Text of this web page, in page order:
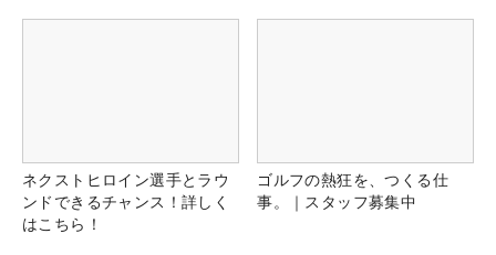
ネクストヒロイン選手とラウ
ンドできるチャンス！詳しく
はこちら！
ゴルフの熱狂を、つくる仕
事。｜スタッフ募集中